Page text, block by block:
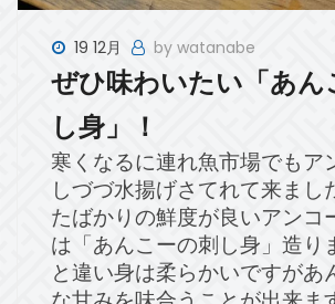
19 12月 by watanabe
ぜひ味わいたい「あん
し身」！
寒くなるに連れ魚市場でもア
しづづ水揚げさてれて来まし
たばかりの鮮度が良いアンコ
は「あんこーの刺し身」造り
と違い身は柔らかいですがあ